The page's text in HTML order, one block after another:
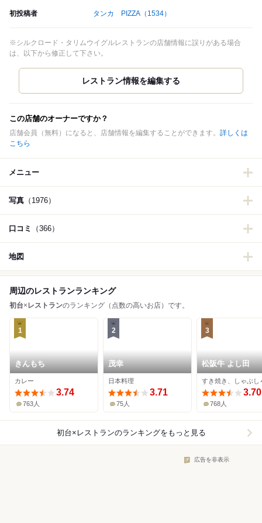
初投稿者 タンカ PIZZA （1534）
※シルクロード・タリムウイグルレストランの店舗情報に誤りがある場合
は、以下から修正して下さい。
この店舗のオーナーですか？
店舗会員（無料）になると、店舗情報を編集することができます。 詳しくは
こちら
メニュー
写真 （1976）
口コミ （366）
地図
周辺のレストランランキング
初台× レストランのランキング（点数の高いお店）です。
1
きんもち
カレー
3.74
763人
2
茂幸
日本料理
3.71
75人
3
松阪牛 よし田
3.70
768人
初台×レストランのランキングをもっと見る
広告を非表示